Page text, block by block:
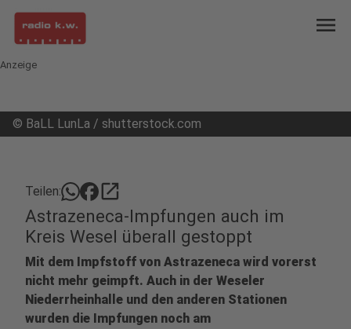
menu
Anzeige
© BaLL LunLa / shutterstock.com
Teilen: open_in_new
Astrazeneca-Impfungen auch im
Kreis Wesel überall gestoppt
Mit dem Impfstoff von Astrazeneca wird vorerst
nicht mehr geimpft. Auch in der Weseler
Niederrheinhalle und den anderen Stationen
wurden die Impfungen noch am